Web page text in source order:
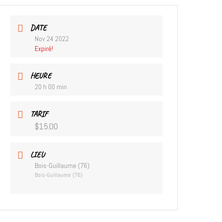
DATE
Nov 24 2022
Expiré!
HEURE
20 h 00 min
TARIF
$15.00
LIEU
Bois-Guillaume (76)
Bois-Guillaume (76)